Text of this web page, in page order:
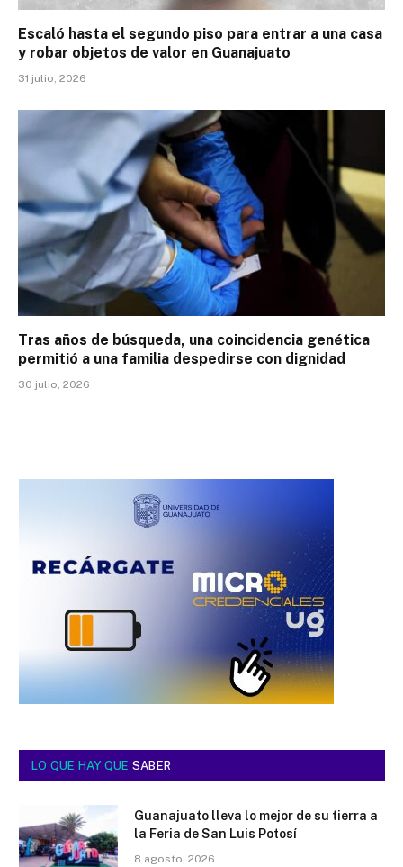
Escaló hasta el segundo piso para entrar a una casa
y robar objetos de valor en Guanajuato
31 julio, 2026
Tras años de búsqueda, una coincidencia genética
permitió a una familia despedirse con dignidad
30 julio, 2026
LO QUE HAY QUE SABER
Guanajuato lleva lo mejor de su tierra a
la Feria de San Luis Potosí
8 agosto, 2026